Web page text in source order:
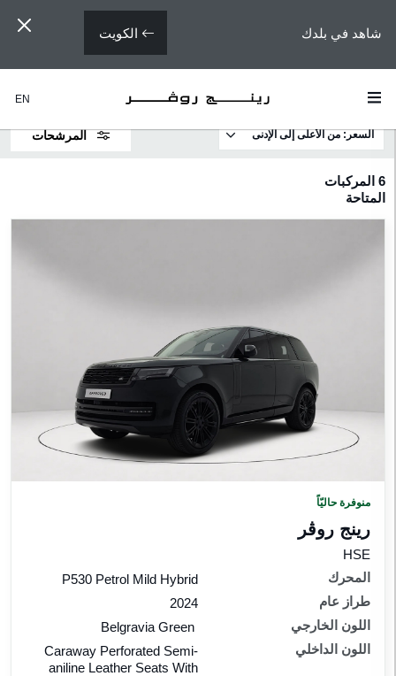
شاهد في بلدك الكويت
EN
السعر: من الأعلى إلى الإدنى المرشحات
6 المركبات
المتاحة
منوفرة حاليّاً
رينج روڤر
HSE
المحرك
P530 Petrol Mild Hybrid
طراز عام
2024
اللون الخارجي
Belgravia Green
اللون الداخلي
Caraway Perforated Semi-
aniline Leather Seats With
رينج
روڤر
إيڤوك
السعر
المحرك
باقات
المواصفات
اللون
الخارجي